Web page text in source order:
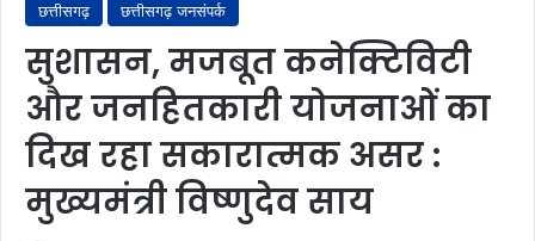
छत्तीसगढ़ छत्तीसगढ़ जनसंपर्क
सुशासन, मजबूत कनेक्टिविटी
और जनहितकारी योजनाओं का
दिख रहा सकारात्मक असर :
मुख्यमंत्री विष्णुदेव साय